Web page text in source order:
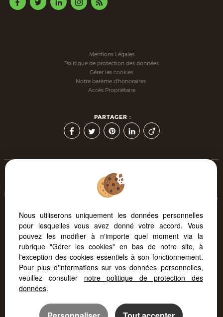
Mentions Légales
Politique de protection des données
Gérer les cookies
Notre barème d'honoraires
Accès Propriétaire
PARTAGER :
Afin de vous offrir un confort de lecture permanent, depuis
votre PC, votre tablette ou votre smartphone, notre site s'adapte
Logiciel immobilier
Création site internet
Référencement site immobilier
Nous utiliserons uniquement les données personnelles
pour lesquelles vous avez donné votre accord. Vous
pouvez les modifier à n'importe quel moment via la
rubrique "Gérer les cookies" en bas de notre site, à
l'exception des cookies essentiels à son fonctionnement.
Pour plus d'informations sur vos données personnelles,
veuillez consulter notre politique de protection des
données.